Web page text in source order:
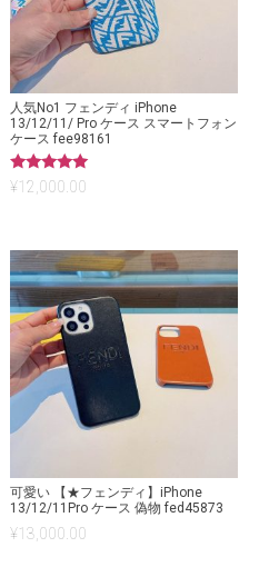
人気No1 フェンディ iPhone
13/12/11/ Pro ケース スマートフォン
ケース fee98161
5段階中
5.00
¥12,000.00
可愛い 【★フェンディ】iPhone
13/12/11Pro ケース 偽物 fed45873
¥13,000.00